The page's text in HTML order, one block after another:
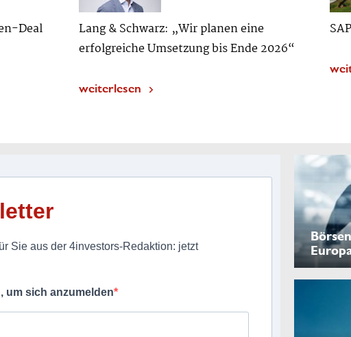
Deal
Lang & Schwarz: „Wir planen eine
erfolgreiche Umsetzung bis Ende 2026“
weiterlesen
Sie aus der 4investors-Redaktion: jetzt
um sich anzumelden